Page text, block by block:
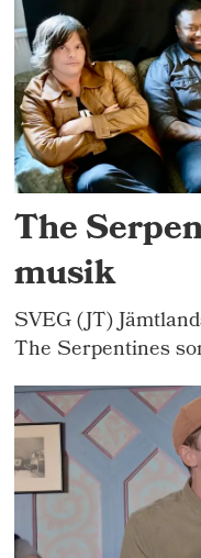
The
musik
SVEG (JT)
The Serpentines